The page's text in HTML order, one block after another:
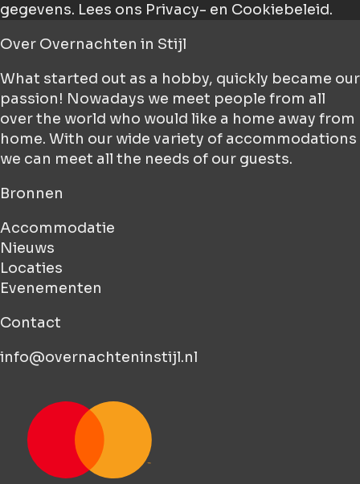
gegevens. Lees ons Privacy- en Cookiebeleid.
Over Overnachten in Stijl
What started out as a hobby, quickly became our
passion! Nowadays we meet people from all
over the world who would like a home away from
home. With our wide variety of accommodations
we can meet all the needs of our guests.
Bronnen
Accommodatie
Nieuws
Locaties
Evenementen
Contact
info@overnachteninstijl.nl